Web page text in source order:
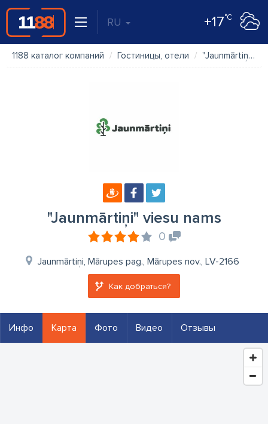
RU +17°C
1188 каталог компаний Гостиницы, отели "Jaunmārtiņi" viesu nams
"Jaunmārtiņi" viesu nams
0
Jaunmārtiņi, Mārupes pag., Mārupes nov., LV-2166
Как добраться?
Инфо Карта Фото Видео Отзывы